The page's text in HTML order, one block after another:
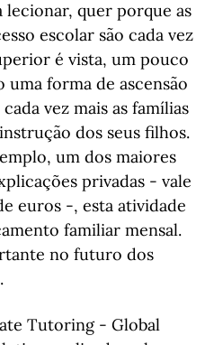
lecionar, quer porque as
escolar são cada vez
é vista, um pouco
forma de ascensão
vez mais as famílias
dos seus filhos.
um dos maiores
privadas - vale
euros -, esta atividade
familiar mensal.
no futuro dos
Tutoring - Global